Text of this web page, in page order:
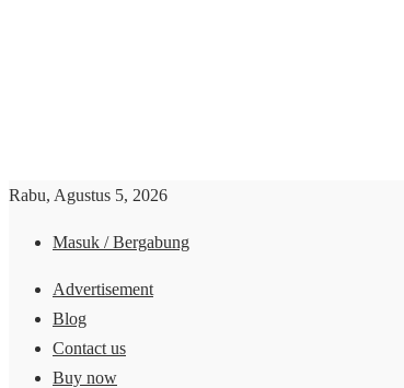
Rabu, Agustus 5, 2026
Masuk / Bergabung
Advertisement
Blog
Contact us
Buy now